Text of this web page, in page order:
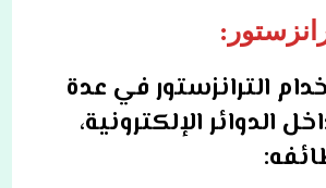
الترانزستور في عدة
الدوائر الإلكترونية،